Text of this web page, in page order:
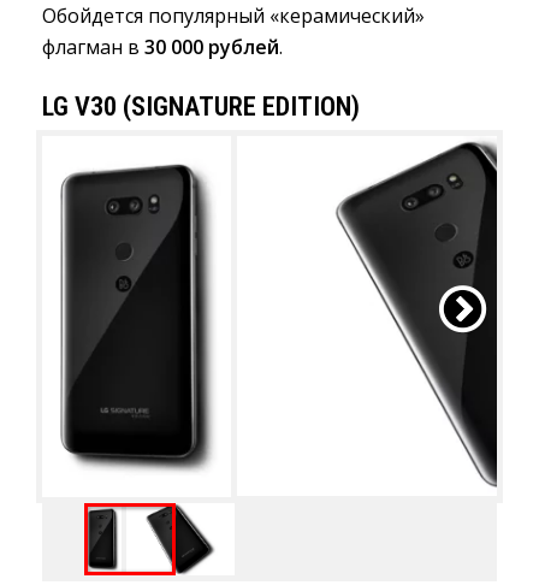
Обойдется популярный «керамический»
флагман в 30 000 рублей.
LG V30 (SIGNATURE EDITION)